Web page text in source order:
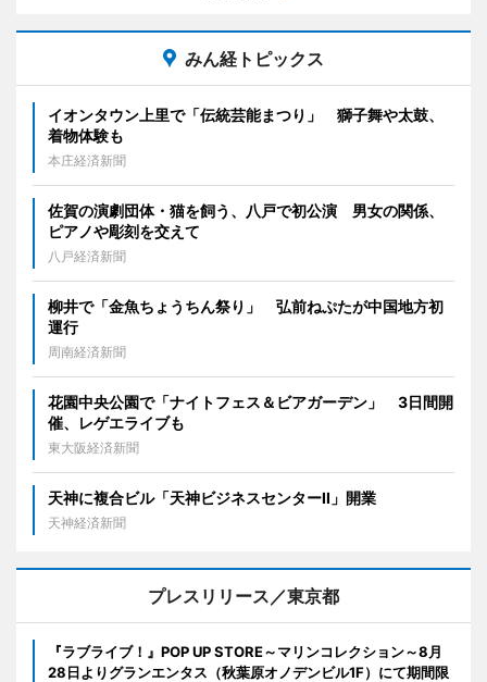
みん経トピックス
イオンタウン上里で「伝統芸能まつり」 獅子舞や太鼓、
着物体験も
本庄経済新聞
佐賀の演劇団体・猫を飼う、八戸で初公演 男女の関係、
ピアノや彫刻を交えて
八戸経済新聞
柳井で「金魚ちょうちん祭り」 弘前ねぷたが中国地方初
運行
周南経済新聞
花園中央公園で「ナイトフェス＆ビアガーデン」 3日間開
催、レゲエライブも
東大阪経済新聞
天神に複合ビル「天神ビジネスセンターII」開業
天神経済新聞
プレスリリース／東京都
『ラブライブ！』POP UP STORE～マリンコレクション～8月
28日よりグランエンタス（秋葉原オノデンビル1F）にて期間限